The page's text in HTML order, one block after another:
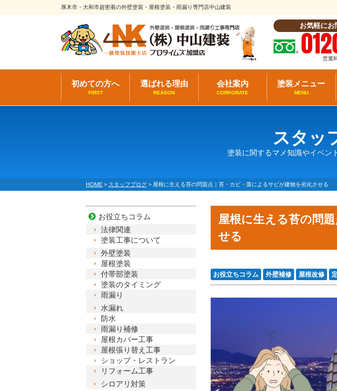
厚木市・大和市超密着の外壁塗装・屋根塗装・雨漏り専門店中山建装
お気軽にお
営業
初めての方へ
FIRST
選ばれる理由
REASON
会社案内
CORPORATE
塗装メニュー
MENU
スタッ
塗装に関するマメ知識やイベン
HOME > スタッフブログ > 屋根に生える苔の問題点｜苔・カビ・藻によるサビが建物を劣化させる
屋根に生える苔の問
せる
お役立ちコラム 外壁補修 屋根改修
お役立ちコラム
法律関連
塗装工事について
外壁塗装
屋根塗装
付帯部塗装
塗装のタイミング
雨漏り
水漏れ
防水
雨漏り補修
屋根カバー工事
屋根張り替え工事
ショップ・レストラン
リフォーム工事
シロアリ対策